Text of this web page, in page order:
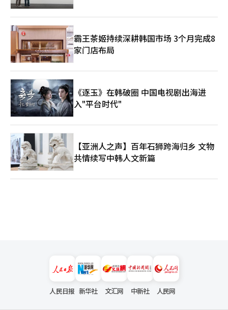
霸王茶姬持续深耕韩国市场 3个月完成8
家门店布局
《逐玉》在韩破圈 中国电视剧出海进
入"平台时代"
【亚洲人之声】百年石狮跨海归乡 文物
共情续写中韩人文新篇
人民日报 新华社 文汇网 中新社 人民网